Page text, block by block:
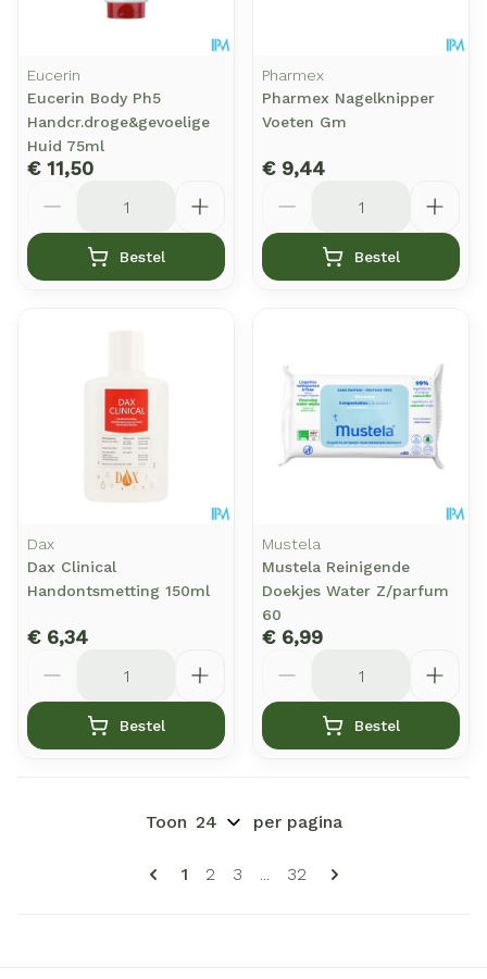
Eucerin
Eucerin Body Ph5
Handcr.droge&gevoelige
Huid 75ml
€ 11,50
Bestel
Pharmex
Pharmex Nagelknipper
Voeten Gm
€ 9,44
Bestel
Dax
Dax Clinical
Handontsmetting 150ml
€ 6,34
Bestel
Mustela
Mustela Reinigende
Doekjes Water Z/parfum
60
€ 6,99
Bestel
Pagina's
U lees momenteel pagina
1 Pagina
2 Pagina
3 ... Pagina
32
Toon per pagina